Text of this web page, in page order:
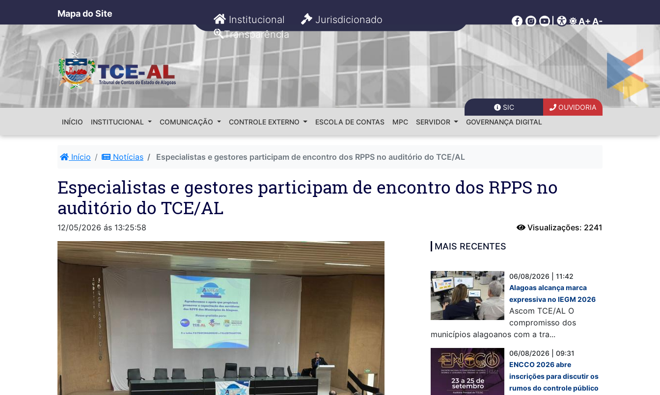
Mapa do Site
Institucional
Jurisdicionado
Transparência
A+ A-
SIC
OUVIDORIA
INÍCIO
INSTITUCIONAL COMUNICAÇÃO CONTROLE EXTERNO ESCOLA DE CONTAS MPC SERVIDOR GOVERNANÇA DIGITAL
Início Notícias Especialistas e gestores participam de encontro dos RPPS no auditório do TCE/AL
Especialistas e gestores participam de encontro dos RPPS no
auditório do TCE/AL
12/05/2026 ás 13:25:58 Visualizações: 2241
MAIS RECENTES
06/08/2026 | 11:42
Alagoas alcança marca
expressiva no IEGM 2026
Ascom TCE/AL O
compromisso dos
municípios alagoanos com a tra...
06/08/2026 | 09:31
ENCCO 2026 abre
inscrições para discutir os
rumos do controle público